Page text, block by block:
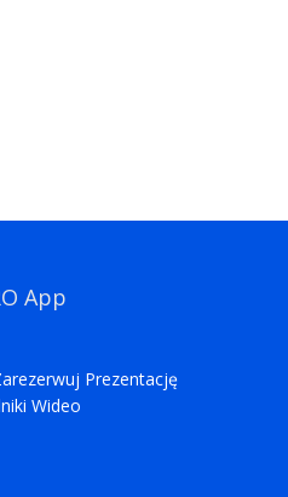
Prezentację
Wideo